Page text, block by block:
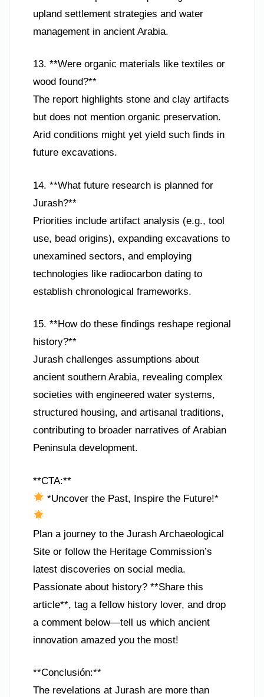
upland settlement strategies and water
management in ancient Arabia.
13. **Were organic materials like textiles or
wood found?**
The report highlights stone and clay artifacts
but does not mention organic preservation.
Arid conditions might yet yield such finds in
future excavations.
14. **What future research is planned for
Jurash?**
Priorities include artifact analysis (e.g., tool
use, bead origins), expanding excavations to
unexamined sectors, and employing
technologies like radiocarbon dating to
establish chronological frameworks.
15. **How do these findings reshape regional
history?**
Jurash challenges assumptions about
ancient southern Arabia, revealing complex
societies with engineered water systems,
structured housing, and artisanal traditions,
contributing to broader narratives of Arabian
Peninsula development.
**CTA:**
*Uncover the Past, Inspire the Future!*
Plan a journey to the Jurash Archaeological
Site or follow the Heritage Commission’s
latest discoveries on social media.
Passionate about history? **Share this
article**, tag a fellow history lover, and drop
a comment below—tell us which ancient
innovation amazed you the most!
**Conclusión:**
The revelations at Jurash are more than